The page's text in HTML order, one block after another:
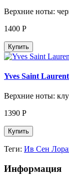
Верхние ноты:
1400 Р
Купить
Yves Saint
Верхние ноты:
1390 Р
Купить
Теги: Ив Сен
Информация